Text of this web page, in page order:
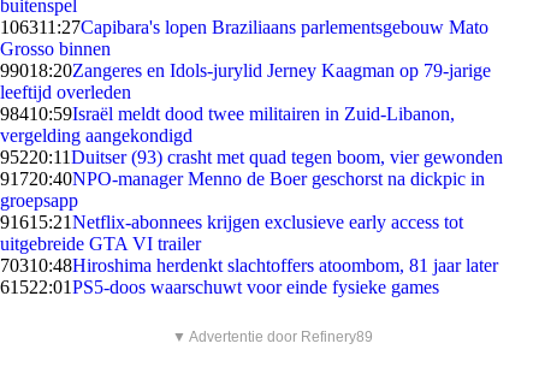
buitenspel
106311:27Capibara's lopen Braziliaans parlementsgebouw Mato
Grosso binnen
99018:20Zangeres en Idols-jurylid Jerney Kaagman op 79-jarige
leeftijd overleden
98410:59Israël meldt dood twee militairen in Zuid-Libanon,
vergelding aangekondigd
95220:11Duitser (93) crasht met quad tegen boom, vier gewonden
91720:40NPO-manager Menno de Boer geschorst na dickpic in
groepsapp
91615:21Netflix-abonnees krijgen exclusieve early access tot
uitgebreide GTA VI trailer
70310:48Hiroshima herdenkt slachtoffers atoombom, 81 jaar later
61522:01PS5-doos waarschuwt voor einde fysieke games
▼ Advertentie door Refinery89